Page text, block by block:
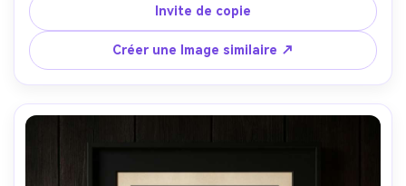
subtile, une large bordure blanche pour l'encadrement,
prêt à imprimer 300 dpi CMYK intention, prise sur Sony
A7IV 50mm f/2.0, composition droite, stroboscope studio
doux, bords nets, ombres naturelles, réalisme éditorial,
éclairage cinématographique doux-AR 4:5
Invite de copie
Créer une Image similaire ↗